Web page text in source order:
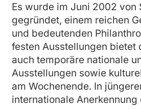
Es wurde im Juni 2002 von
gegründet, einem reichen
und bedeutenden
festen Ausstellungen bietet
auch temporäre nationale
Ausstellungen sowie
am Wochenende. In
internationale Anerkennung